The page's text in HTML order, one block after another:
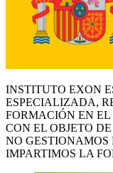
INSTITUTO EXON
ESPECIALIZADA,
FORMACIÓN EN EL
CON EL OBJETO
NO GESTIONAMOS
IMPARTIMOS LA